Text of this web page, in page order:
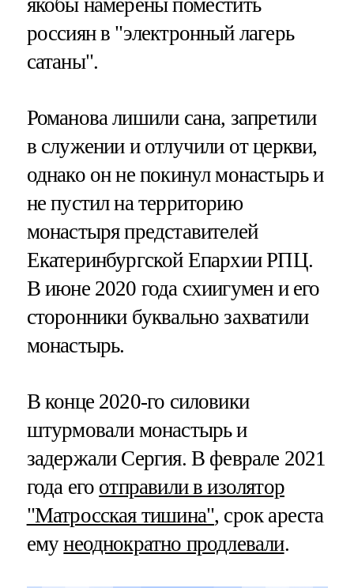
якобы намерены поместить
россиян в "электронный лагерь
сатаны".
Романова лишили сана, запретили
в служении и отлучили от церкви,
однако он не покинул монастырь и
не пустил на территорию
монастыря представителей
Екатеринбургской Епархии РПЦ.
В июне 2020 года схиигумен и его
сторонники буквально захватили
монастырь.
В конце 2020-го силовики
штурмовали монастырь и
задержали Сергия. В феврале 2021
года его отправили в изолятор
"Матросская тишина", срок ареста
емунеоднократно продлевали.